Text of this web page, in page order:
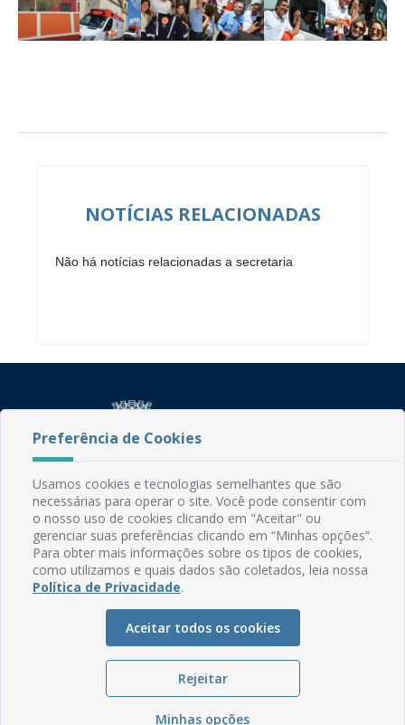
NOTÍCIAS RELACIONADAS
Não há notícias relacionadas a secretaria
Rua do Imperador, 78, Centro
CEP: 58.280-000 - Mamanguape/PB
Fone: (83) 3292-2246
Email: comunicacao@mamanguape.pb.gov.br
Expediente: Segunda à Sexta, das 08h às 13h
Mapa do Site
Glossário
Preferência de Cookies
Usamos cookies e tecnologias semelhantes que são
necessárias para operar o site. Você pode consentir com
o nosso uso de cookies clicando em "Aceitar" ou
gerenciar suas preferências clicando em “Minhas opções”.
Para obter mais informações sobre os tipos de cookies,
como utilizamos e quais dados são coletados, leia nossa
Política de Privacidade.
Aceitar todos os cookies
Rejeitar
Minhas opções